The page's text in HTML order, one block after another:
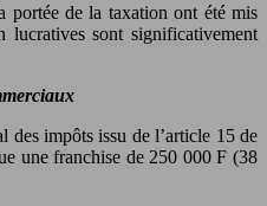
portée de la taxation ont été mis
lucratives sont significativement
des impôts issu de l’article 15 de
une franchise de 250 000 F (38